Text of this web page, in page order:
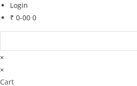
Login
₹ 0-00 0
×
×
Cart